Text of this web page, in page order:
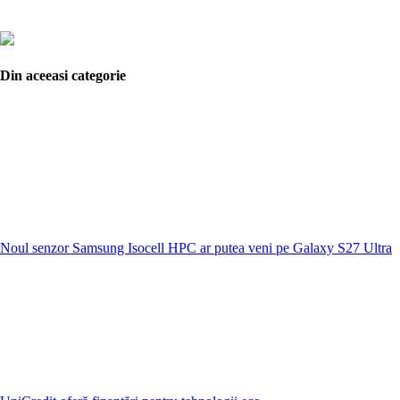
Din aceeasi categorie
Noul senzor Samsung Isocell HPC ar putea veni pe Galaxy S27 Ultra